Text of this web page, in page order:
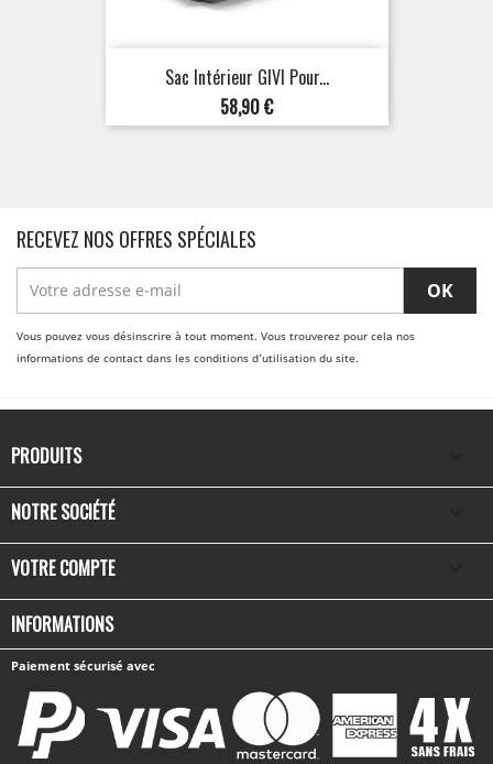
Sac Intérieur GIVI Pour...
Prix
58,90 €
RECEVEZ NOS OFFRES SPÉCIALES
Vous pouvez vous désinscrire à tout moment. Vous trouverez pour cela nos
informations de contact dans les conditions d'utilisation du site.
PRODUITS
NOTRE SOCIÉTÉ
VOTRE COMPTE
INFORMATIONS
Paiement sécurisé avec